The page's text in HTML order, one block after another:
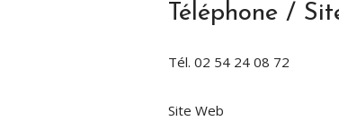
Téléphone /
Tél. 02 54 24 08 72
Site Web